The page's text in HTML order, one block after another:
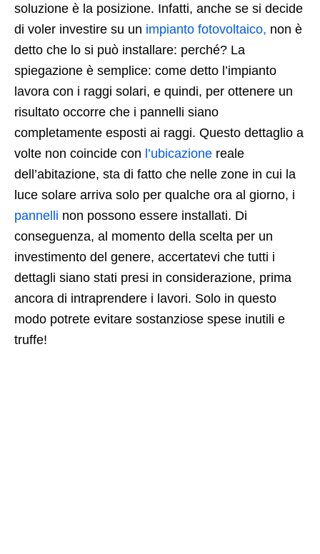
soluzione è la posizione. Infatti, anche se si decide
di voler investire su un impianto fotovoltaico, non è
detto che lo si può installare: perché? La
spiegazione è semplice: come detto l’impianto
lavora con i raggi solari, e quindi, per ottenere un
risultato occorre che i pannelli siano
completamente esposti ai raggi. Questo dettaglio a
volte non coincide con l’ubicazione reale
dell’abitazione, sta di fatto che nelle zone in cui la
luce solare arriva solo per qualche ora al giorno, i
pannelli non possono essere installati. Di
conseguenza, al momento della scelta per un
investimento del genere, accertatevi che tutti i
dettagli siano stati presi in considerazione, prima
ancora di intraprendere i lavori. Solo in questo
modo potrete evitare sostanziose spese inutili e
truffe!